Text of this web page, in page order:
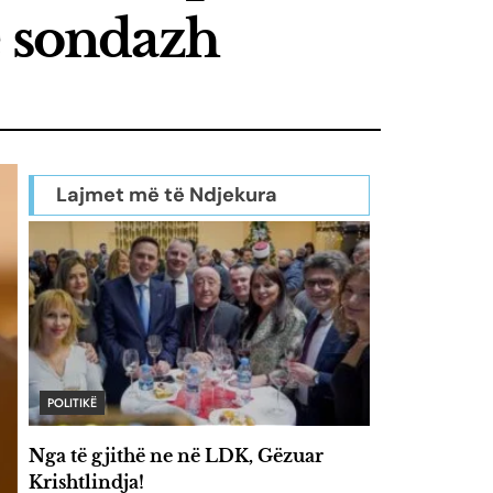
Lajmet më të Ndjekura
POLITIKË
Nga të gjithë ne në LDK, Gëzuar
Krishtlindja!